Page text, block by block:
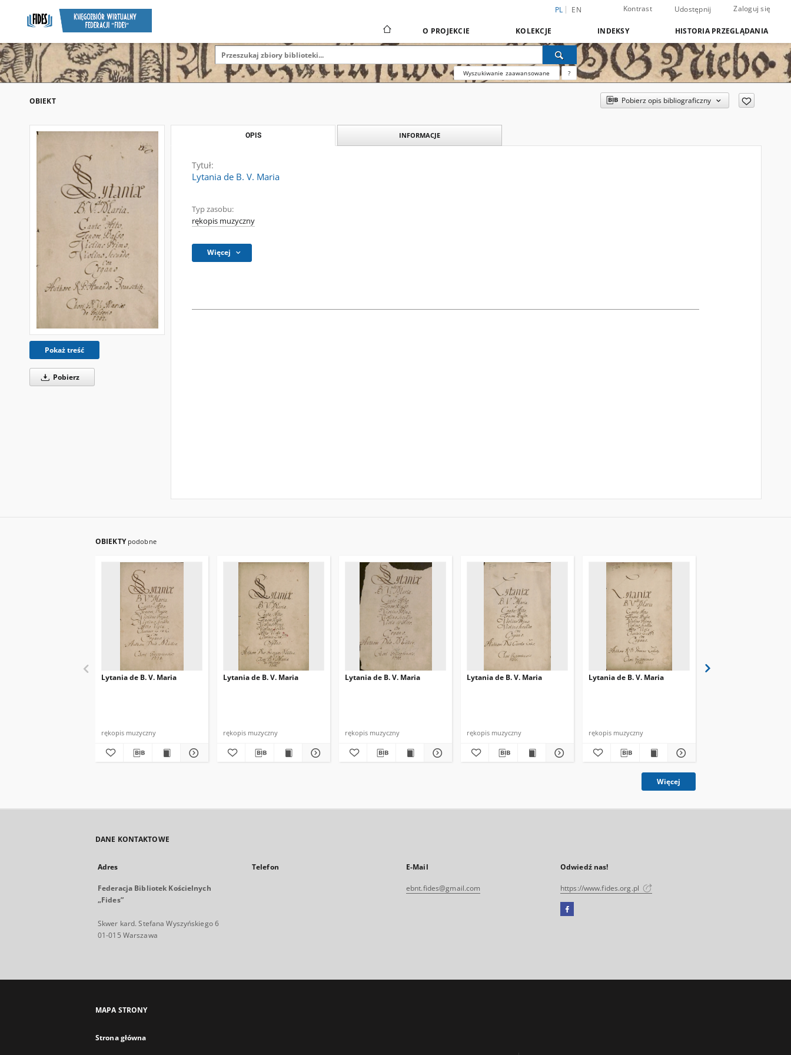
PL EN Kontrast Udostępnij Zaloguj się
O PROJEKCIE KOLEKCJE INDEKSY HISTORIA PRZEGLĄDANIA
Wyszukiwanie zaawansowane ?
OBIEKT Pobierz opis bibliograficzny
Pokaż treść
Pobierz
OPIS INFORMACJE
Tytuł:
Lytania de B. V. Maria
Typ zasobu:
rękopis muzyczny
Więcej
OBIEKTY podobne
Lytania de B. V. Maria
rękopis muzyczny
Lytania de B. V. Maria
rękopis muzyczny
Lytania de B. V. Maria
rękopis muzyczny
Lytania de B. V. Maria
rękopis muzyczny
Lytania de B. V. Maria
rękopis muzyczny
Więcej
DANE KONTAKTOWE
Adres
Federacja Bibliotek Kościelnych
„Fides”
Skwer kard. Stefana Wyszyńskiego 6
01-015 Warszawa
Telefon E-Mail
ebnt.fides@gmail.com
Odwiedź nas!
https://www.fides.org.pl
Facebook
nowej
MAPA STRONY
Strona główna